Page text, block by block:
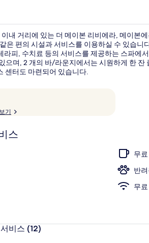
내 거리에 있는 더 메이본 리비에라, 메이본
은 편의 시설과 서비스를 이용하실 수 있습
라피, 수치료 등의 서비스를 제공하는 스파에
으며, 2 개의 바/라운지에서는 시원하게 한
센터도 마련되어 있습니다.
기
스
무
반
무
비스 (12)